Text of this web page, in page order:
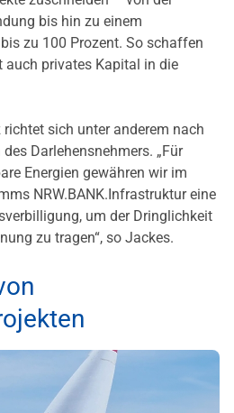
bis hin zu einem
zu 100 Prozent. So schaffen
auch privates Kapital in die
sich unter anderem nach
Darlehensnehmers. „Für
Energien gewähren wir im
NRW.BANK.Infrastruktur eine
um der Dringlichkeit
zu tragen“, so Jackes.